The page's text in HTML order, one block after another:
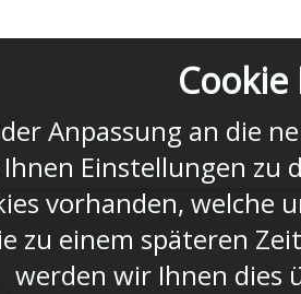
Anpassung an die
Einstellungen zu
vorhanden, welche
zu einem späteren
werden wir Ihnen dies